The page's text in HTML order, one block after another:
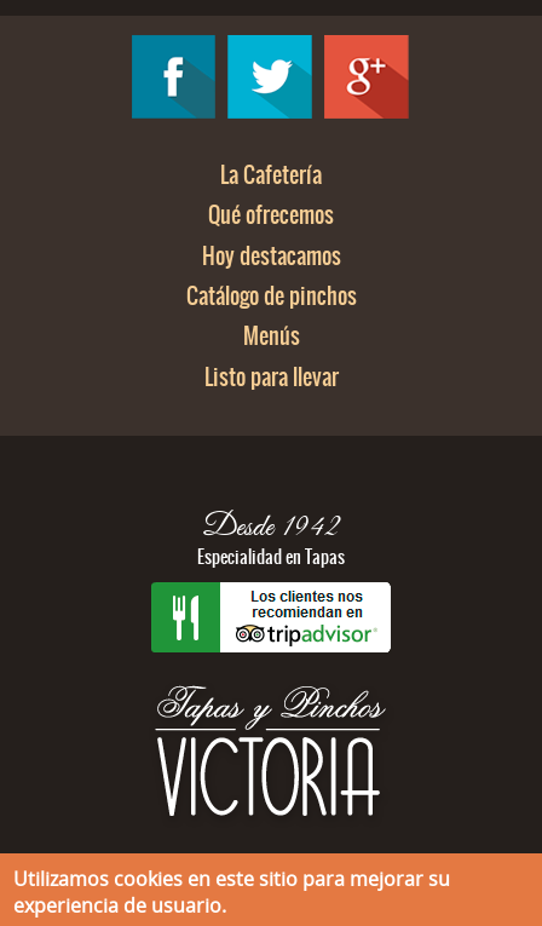
La Cafetería
Qué ofrecemos
Hoy destacamos
Catálogo de pinchos
Menús
Listo para llevar
Desde 1942
Especialidad en Tapas
941 20 06 25
Calle Víctor Pradera, no.3
Utilizamos cookies en este sitio para mejorar su
experiencia de usuario.